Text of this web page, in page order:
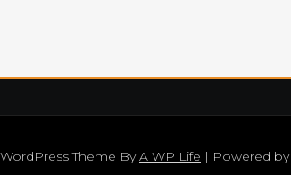
Theme ByA WP Life | Powered by